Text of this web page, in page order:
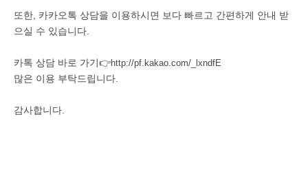
또한, 카카오톡 상담을 이용하시면 보다 빠르고 간편하게 안내 받
으실 수 있습니다.
카톡 상담 바로 가기👉http://pf.kakao.com/_lxndfE
많은 이용 부탁드립니다.
감사합니다.